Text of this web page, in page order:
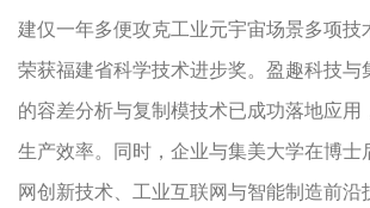
建仅一年多便攻克工业元宇宙场景多项技
荣获福建省科学技术进步奖。 盈趣科技与
的容差分析与复制模技术已成功落地应用
生产效率。
同时，企业与集美大学在博士
网创新技术、工业互联网与智能制造前沿